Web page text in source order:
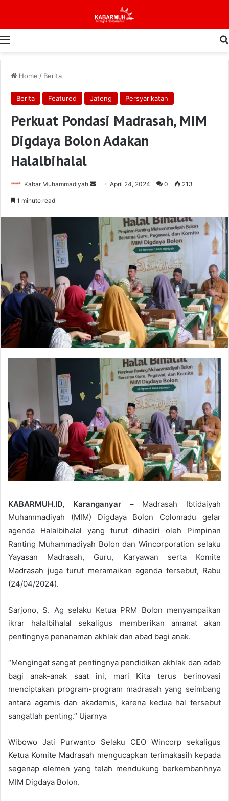
Menu
Home / Berita
Berita Featured Jateng Persyarikatan
Perkuat Pondasi Madrasah, MIM
Digdaya Bolon Adakan
Halalbihalal
Kabar Muhammadiyah
Send April 24, 2024 0 213
1 minute read
KABARMUH.ID, Karanganyar –Madrasah Ibtidaiyah
Muhammadiyah (MIM) Digdaya Bolon Colomadu gelar
agenda Halalbihalal yang turut dihadiri oleh Pimpinan
Ranting Muhammadiyah Bolon dan Wincorporation selaku
Yayasan Madrasah, Guru, Karyawan serta Komite
Madrasah juga turut meramaikan agenda tersebut, Rabu
(24/04/2024).
Sarjono, S. Ag selaku Ketua PRM Bolon menyampaikan
ikrar halalbihalal sekaligus memberikan amanat akan
pentingnya penanaman akhlak dan abad bagi anak.
“Mengingat sangat pentingnya pendidikan akhlak dan adab
bagi anak-anak saat ini, mari Kita terus berinovasi
menciptakan program-program madrasah yang seimbang
antara agamis dan akademis, karena kedua hal tersebut
sangatlah penting.” Ujarnya
Wibowo Jati Purwanto Selaku CEO Wincorp sekaligus
Ketua Komite Madrasah mengucapkan terimakasih kepada
segenap elemen yang telah mendukung berkembanhnya
MIM Digdaya Bolon.